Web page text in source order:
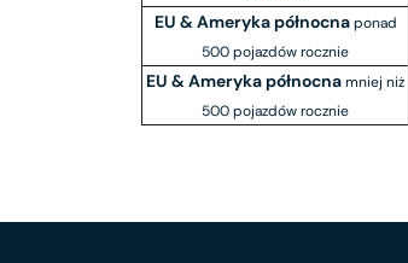
EU & Ameryka północnaponad
500 pojazdów rocznie
EU & Ameryka północnamniej niż
500 pojazdów rocznie